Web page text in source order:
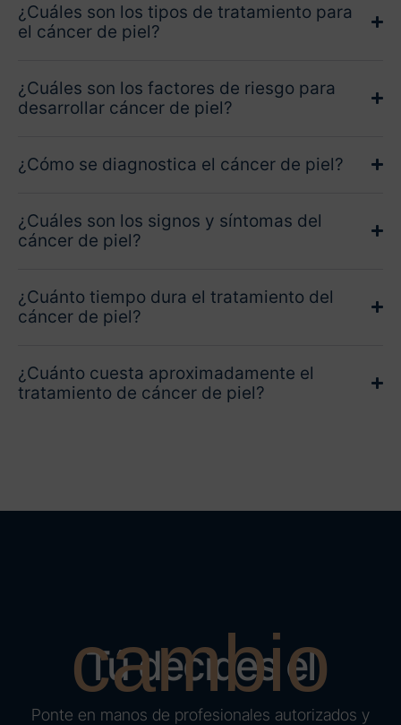
¿Cuáles son los tipos de tratamiento para
el cáncer de piel?
¿Cuáles son los factores de riesgo para
desarrollar cáncer de piel?
¿Cómo se diagnostica el cáncer de piel?
¿Cuáles son los signos y síntomas del
cáncer de piel?
¿Cuánto tiempo dura el tratamiento del
cáncer de piel?
¿Cuánto cuesta aproximadamente el
tratamiento de cáncer de piel?
Tú decides el
cambio
Ponte en manos de profesionales autorizados y